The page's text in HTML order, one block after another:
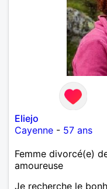
Eliejo
Cayenne - 57 ans
Femme divorcé(e)
amoureuse
Je recherche le